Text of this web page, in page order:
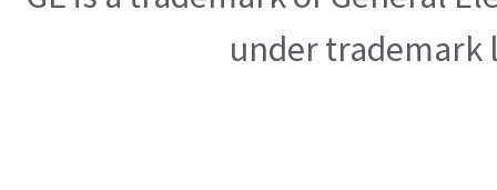
under trademark